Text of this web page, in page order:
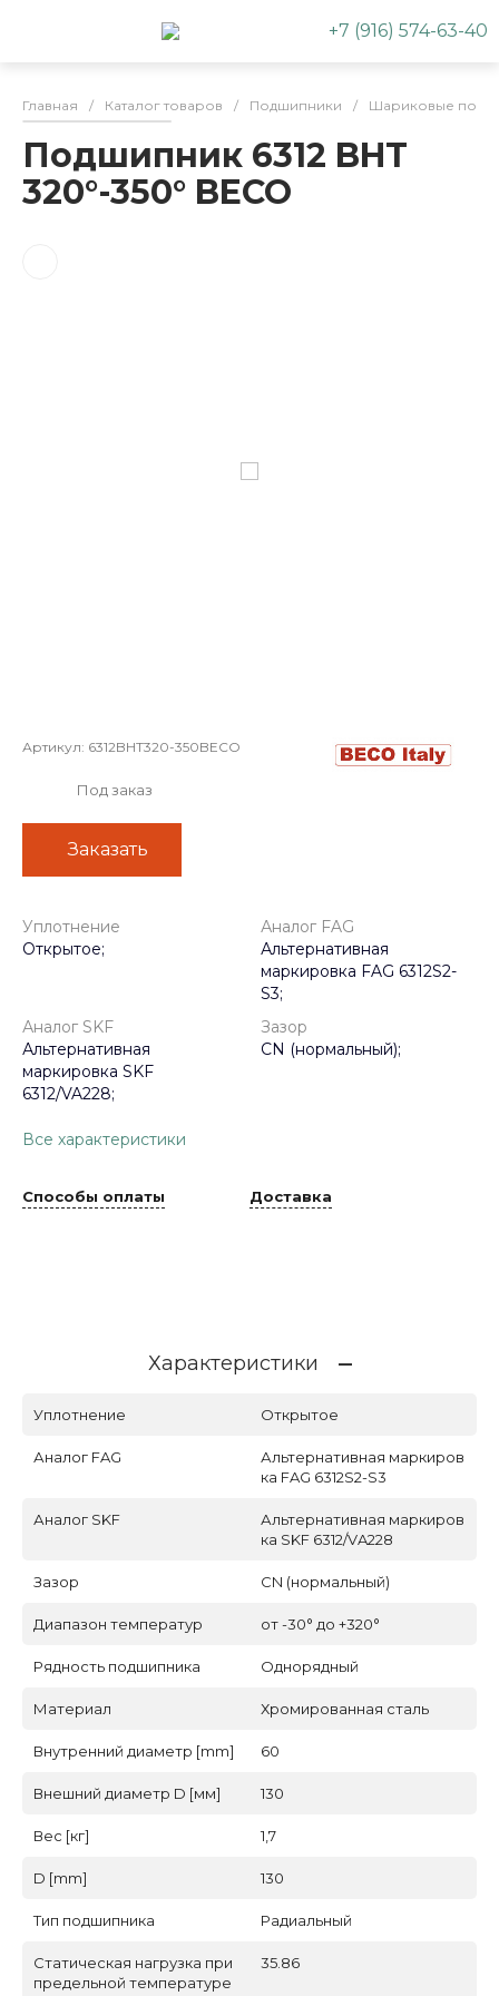
+7 (916) 574-63-40
Главная / Каталог товаров / Подшипники / Шариковые
Подшипник 6312 BHT
320°-350° BECO
Артикул: 6312BHT320-350BECO
Под заказ
Заказать
Уплотнение
Открытое;
Аналог FAG
Альтернативная
маркировка FAG 6312S2-
S3;
Аналог SKF
Альтернативная
маркировка SKF
6312/VA228;
Зазор
CN (нормальный);
Все характеристики
Способы оплаты Доставка
Характеристики
Уплотнение Открытое
Аналог FAG
Альтернативная маркиров
ка FAG 6312S2-S3
Аналог SKF
Альтернативная маркиров
ка SKF 6312/VA228
Зазор CN (нормальный)
Диапазон температур от -30° до +320°
Рядность подшипника Однорядный
Материал Хромированная сталь
Внутренний диаметр [mm] 60
Внешний диаметр D [мм] 130
Вес [кг] 1,7
D [mm] 130
Тип подшипника Радиальный
Статическая нагрузка при
предельной температуре
35.86